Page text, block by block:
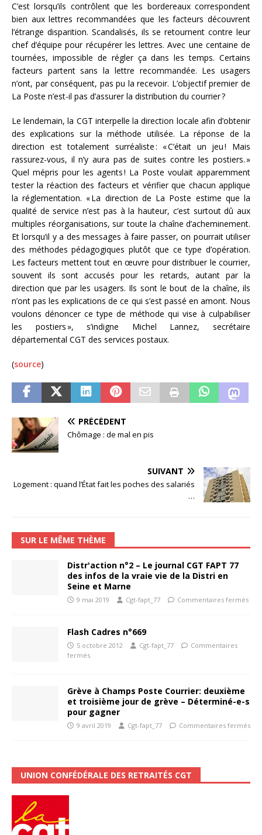
C’est lorsqu’ils contrôlent que les bordereaux correspondent
bien aux lettres recommandées que les facteurs découvrent
l’étrange disparition. Scandalisés, ils se retournent contre leur
chef d’équipe pour récupérer les lettres. Avec une centaine de
tournées, impossible de régler ça dans les temps. Certains
facteurs partent sans la lettre recommandée. Les usagers
n’ont, par conséquent, pas pu la recevoir. L’objectif premier de
La Poste n’est-il pas d’assurer la distribution du courrier ?
Le lendemain, la CGT interpelle la direction locale afin d’obtenir
des explications sur la méthode utilisée. La réponse de la
direction est totalement surréaliste : « C’était un jeu ! Mais
rassurez-vous, il n’y aura pas de suites contre les postiers. »
Quel mépris pour les agents ! La Poste voulait apparemment
tester la réaction des facteurs et vérifier que chacun applique
la réglementation. « La direction de La Poste estime que la
qualité de service n’est pas à la hauteur, c’est surtout dû aux
multiples réorganisations, sur toute la chaîne d’acheminement.
Et lorsqu’il y a des messages à faire passer, on pourrait utiliser
des méthodes pédagogiques plutôt que ce type d’opération.
Les facteurs mettent tout en œuvre pour distribuer le courrier,
souvent ils sont accusés pour les retards, autant par la
direction que par les usagers. Ils sont le bout de la chaîne, ils
n’ont pas les explications de ce qui s’est passé en amont. Nous
voulons dénoncer ce type de méthode qui vise à culpabiliser
les postiers », s’indigne Michel Lannez, secrétaire
départemental CGT des services postaux.
(source)
PRÉCÉDENT
Chômage : de mal en pis
SUIVANT
Logement : quand l’État fait les poches des salariés
…
SUR LE MÊME THÈME
Distr'action n°2 – Le journal CGT FAPT 77
des infos de la vraie vie de la Distri en
Seine et Marne
9 mai 2019 Cgt-fapt_77 Commentaires fermés
Flash Cadres n°669
5 octobre 2012 Cgt-fapt_77
Commentaires
fermés
Grève à Champs Poste Courrier: deuxième
et troisième jour de grève – Déterminé-e-s
pour gagner
9 avril 2019 Cgt-fapt_77 Commentaires fermés
UNION CONFÉDÉRALE DES RETRAITÉS CGT